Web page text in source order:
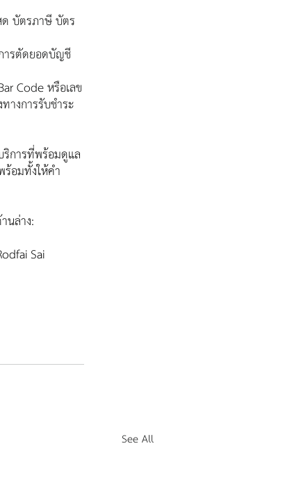
ด บัตรภาษี บัตร
ารตัดยอดบัญชี
Code หรือเลข
างการรับชำระ
การที่พร้อมดูแล
อมทั้งให้คำ
นล่าง:
Sai
See All